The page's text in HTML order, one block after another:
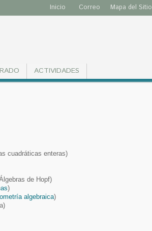
Inicio Correo Mapa del Sitio
ACTIVIDADES
cuadráticas enteras)
de Hopf)
)
algebraica)